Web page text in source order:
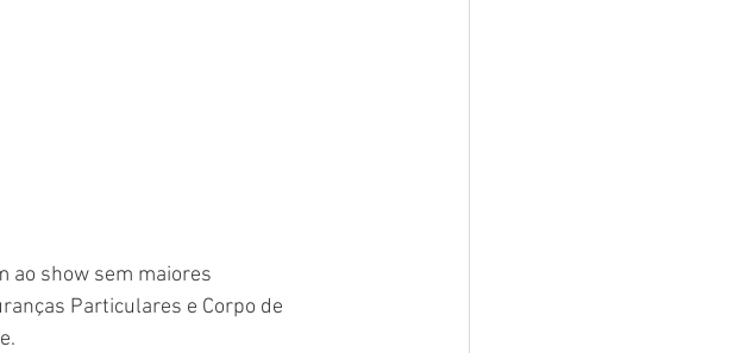
ao show sem maiores
Particulares e Corpo de